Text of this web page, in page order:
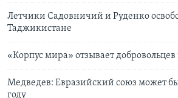
Летчики Садовничий и Руденко
Таджикистане
«Корпус мира» отзывает добровольцев
Медведев: Евразийский союз может
году